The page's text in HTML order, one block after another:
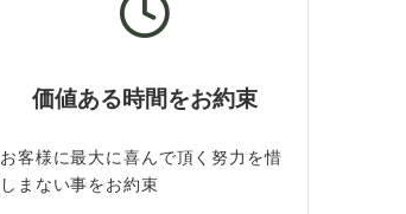
価値ある時間をお約束
お客様に最大に喜んで頂く努力を惜
しまない事をお約束